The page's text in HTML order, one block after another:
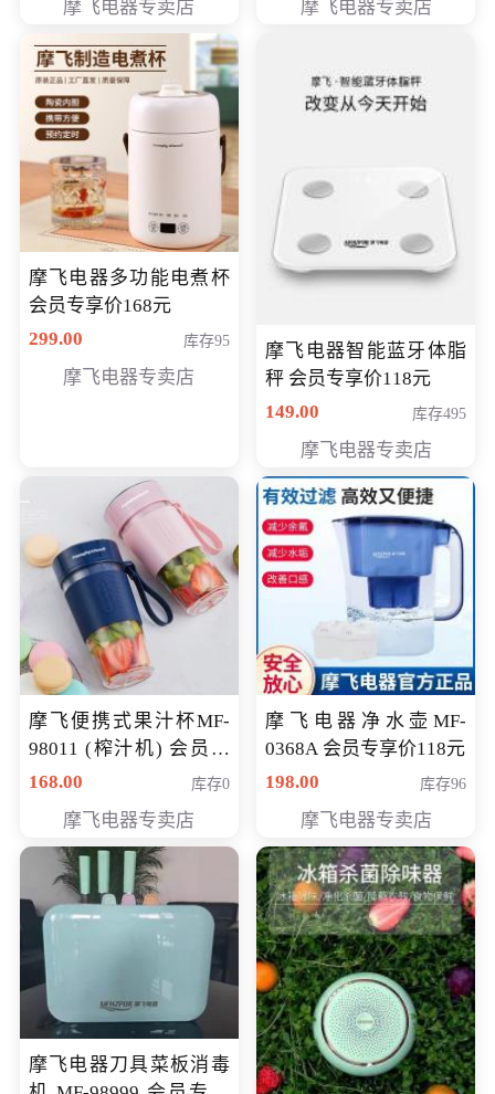
摩飞电器专卖店 摩飞电器专卖店
摩飞电器多功能电煮杯
会员专享价168元
299.00
库存95
摩飞电器专卖店
摩飞电器智能蓝牙体脂
秤 会员专享价118元
149.00
库存495
摩飞电器专卖店
摩飞便携式果汁杯MF-
98011 (榨汁机) 会员专
享价138元
168.00 库存0
摩飞电器专卖店
摩飞电器净水壶MF-
0368A 会员专享价118元
198.00
库存96
摩飞电器专卖店
摩飞电器刀具菜板消毒